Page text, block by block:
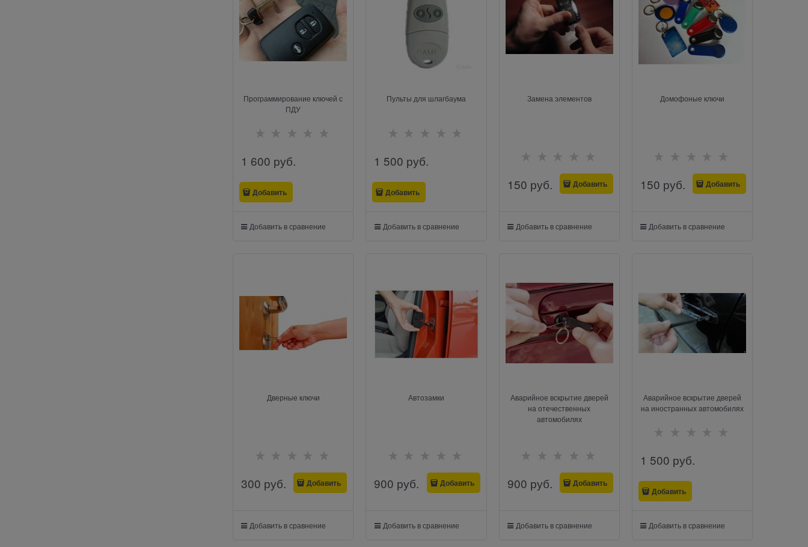
Программирование ключей с
ПДУ
1 600 руб.
Добавить
Добавить в сравнение
Пульты для шлагбаума
1 500 руб.
Добавить
Добавить в сравнение
Замена элементов
150 руб. Добавить
Добавить в сравнение
Домофоные ключи
150 руб. Добавить
Добавить в сравнение
Дверные ключи
300 руб. Добавить
Добавить в сравнение
Автозамки
900 руб. Добавить
Добавить в сравнение
Аварийное вскрытие дверей
на отечественных
автомобилях
900 руб. Добавить
Добавить в сравнение
Аварийное вскрытие дверей
на иностранных автомобилях
1 500 руб.
Добавить
Добавить в сравнение